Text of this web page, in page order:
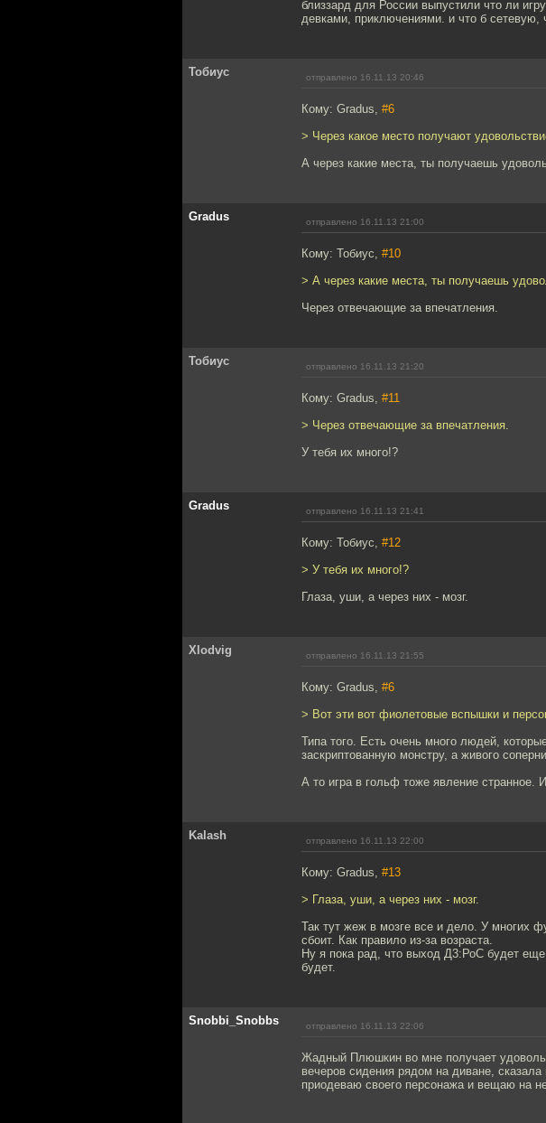
близзард для России выпустили что ли
девками, приключениями. и что б
Тобиус отправлено 16.11.13 20:46
Кому: Gradus, #6
> Через какое место получают
А через какие места, ты получаешь
Gradus отправлено 16.11.13 21:00
Кому: Тобиус, #10
> А через какие места, ты получаешь
Через отвечающие за впечатления.
Тобиус отправлено 16.11.13 21:20
Кому: Gradus, #11
> Через отвечающие за впечатления.
У тебя их много!?
Gradus отправлено 16.11.13 21:41
Кому: Тобиус, #12
> У тебя их много!?
Глаза, уши, а через них - мозг.
Xlodvig отправлено 16.11.13 21:55
Кому: Gradus, #6
> Вот эти вот фиолетовые вспышки и
Типа того. Есть очень много людей,
заскриптованную монстру, а живого
А то игра в гольф тоже явление
Kalash отправлено 16.11.13 22:00
Кому: Gradus, #13
> Глаза, уши, а через них - мозг.
Так тут жеж в мозге все и дело. У многих
сбоит. Как правило из-за возраста.
Ну я пока рад, что выход Д3:РоС будет
будет.
Snobbi_Snobbs отправлено 16.11.13 22:06
Жадный Плюшкин во мне получает
вечеров сидения рядом на диване,
приодеваю своего персонажа и вещаю на